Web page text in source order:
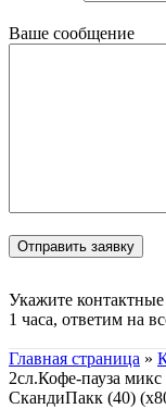
Ваше сообщение
Укажите
1 часа, ответим на
Главная страница »
2сл.Кофе-пауза
СкандиПакк (40)